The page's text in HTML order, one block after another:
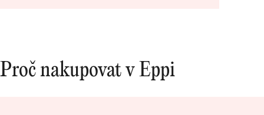
Proč nakupovat v Eppi